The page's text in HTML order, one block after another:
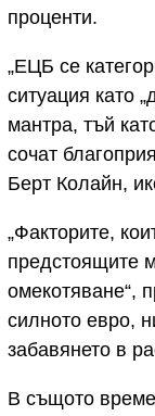
проценти.
„ЕЦБ се
ситуация като
мантра, тъй
сочат
Берт Колайн,
„Факторите,
предстоящите
омекотяване“,
силното евро,
забавянето в
В същото